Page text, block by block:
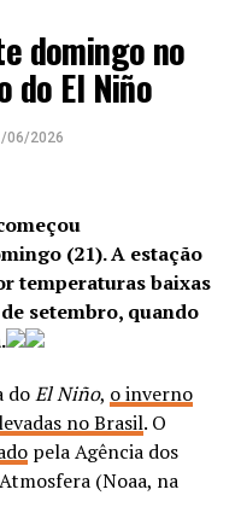
também
da região pela
a ponte carrega com
central de gatonet
de Repressão aos
(DRCPIM)
com dezenas de
seis fuzis ao longo
da Muzema, no
Vermelho
. Em
criminosos foram
hospital público na
domingo no
El Niño
06/2026
(21). A estação
temperaturas baixas
setembro, quando
doEl Niño, o inverno
no Brasil. O
pela Agência dos
(Noaa, na